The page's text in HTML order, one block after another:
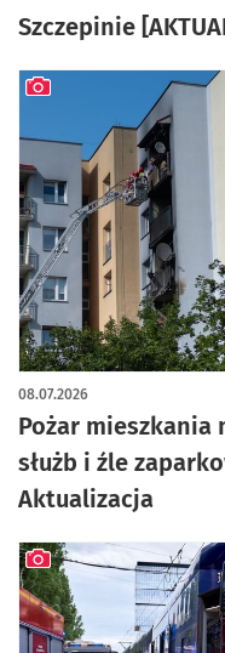
Szczepinie
Pożar mieszkania
służb i źle
Aktualizacja
08.07.2026
artykuł z galerią zdjęć